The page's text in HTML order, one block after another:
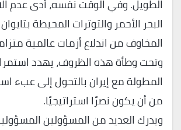
الطويل. وفي الوقت نفسه، أدى عدم
البحر الأحمر والتوترات المحيطة
المخاوف من اندلاع أزمات عالمية
وتحت وطأة هذه الظروف، يهدد
المطولة مع إيران بالتحول إلى عبء
من أن يكون نصرًا استراتيجيًا.
ويدرك العديد من المسؤولين